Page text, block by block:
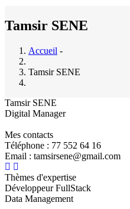
Tamsir SENE
Accueil -
Tamsir SENE
Tamsir SENE
Digital Manager
Mes contacts
Téléphone : 77 552 64 16
Email : tamsirsene@gmail.com
Thèmes d'expertise
Développeur FullStack
Data Management